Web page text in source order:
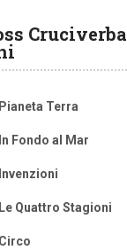
Cruciverba
Terra
Fondo al Mar
Quattro Stagioni